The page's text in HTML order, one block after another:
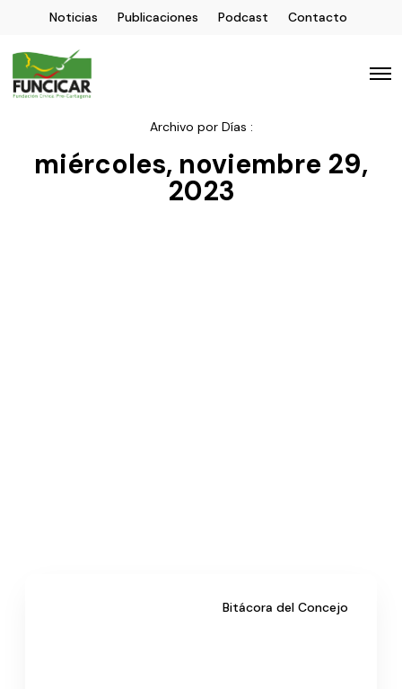
Noticias Publicaciones Podcast Contacto
Archivo por Días :
miércoles, noviembre 29,
2023
Bitácora del Concejo